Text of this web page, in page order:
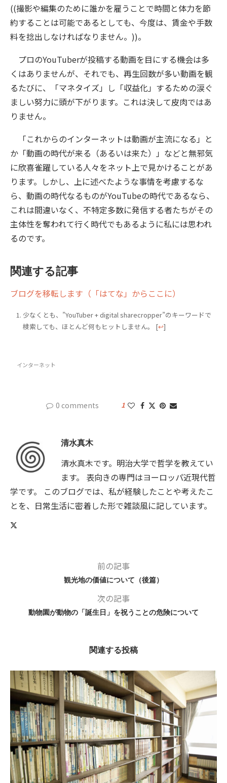
((撮影や編集のために誰かを雇うことで時間と体力を節
約することは可能であるとしても、今度は、賃金や手数
料を捻出しなければなりません。))。
プロのYouTuberが投稿する動画を目にする機会は多
くはありませんが、それでも、再生回数が多い動画を観
るたびに、「マネタイズ」し「収益化」するための涙ぐ
ましい努力に頭が下がります。これは決して皮肉ではあ
りません。
「これからのインターネットは動画が主流になる」と
か「動画の時代が来る（あるいは来た）」などと無邪気
に欣喜雀躍している人々をネット上で見かけることがあ
ります。しかし、上に述べたような事情を考慮するな
ら、動画の時代なるものがYouTubeの時代であるなら、
これは間違いなく、不特定多数に発信する者たちがその
主体性を奪われて行く時代でもあるように私には思われ
るのです。
関連する記事
ブログを移転します（「はてな」からここに）
少なくとも、”YouTuber + digital sharecropper”のキーワードで
検索しても、ほとんど何もヒットしません。
[↩]
インターネット
0 comments 1
清水真木
清水真木です。明治大学で哲学を教えてい
ます。 表向きの専門はヨーロッパ近現代哲
学です。 このブログでは、私が経験したことや考えたこ
とを、日常生活に密着した形で雑談風に記しています。
前の記事
観光地の価値について（後篇）
次の記事
動物園が動物の「誕生日」を祝うことの危険について
関連する投稿